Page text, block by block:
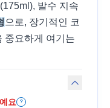
발수 지속
으로, 장기적인 코
중요하게 여기는
요 ?